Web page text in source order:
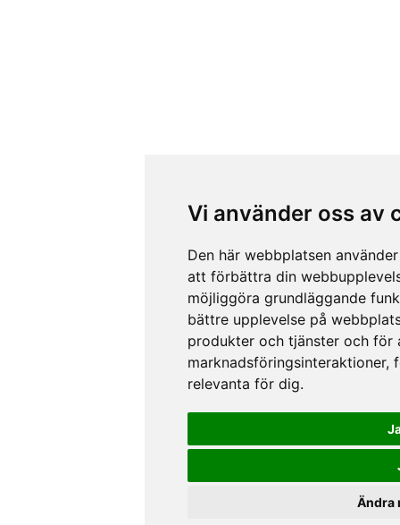
Vi använder oss av
Den här webbplatsen
att förbättra din
möjliggöra grundläggande
bättre upplevelse på
produkter och tjänster och för
marknadsföringsinteraktioner,
relevanta för dig.
Ändra